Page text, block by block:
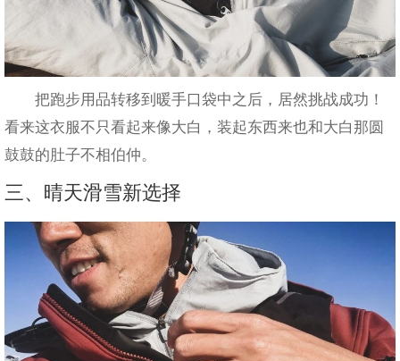
把跑步用品转移到暖手口袋中之后，居然挑战成功！
看来这衣服不只看起来像大白，装起东西来也和大白那圆
鼓鼓的肚子不相伯仲。
三、晴天滑雪新选择